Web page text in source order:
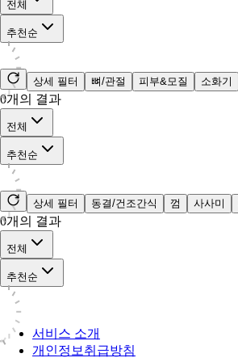
전체
추천순
상세 필터 뼈/관절 피부&모질 소화기
0개의 결과
전체
추천순
상세 필터 동결/건조간식 껌 사사미
0개의 결과
전체
추천순
서비스 소개
개인정보취급방침